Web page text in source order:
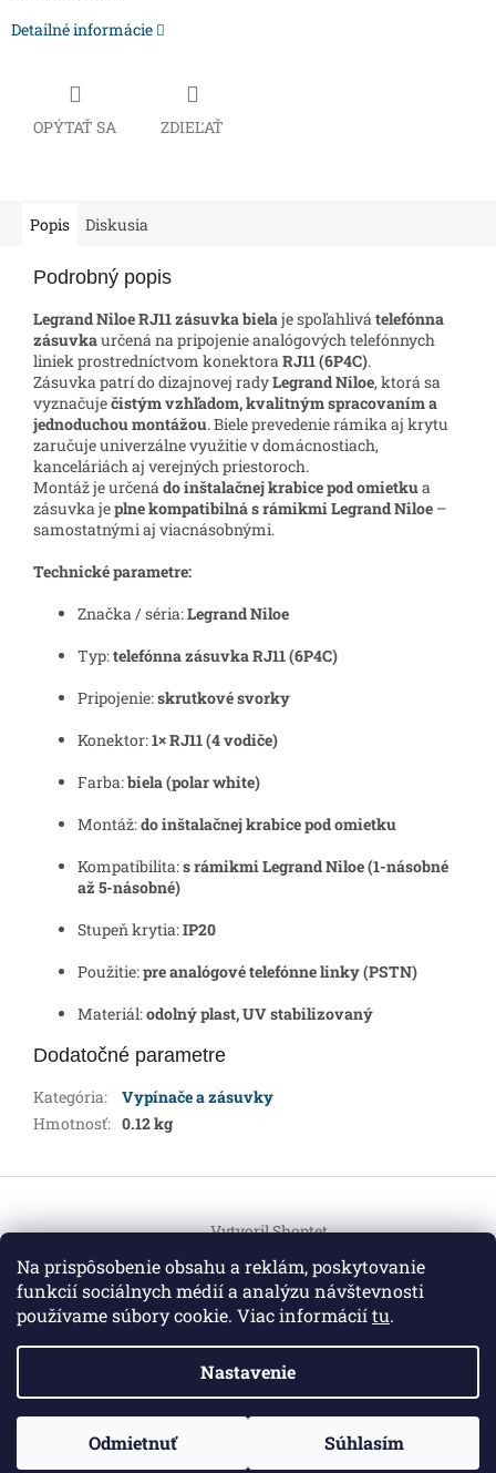
Na prispôsobenie obsahu a reklám, poskytovanie
funkcií sociálnych médií a analýzu návštevnosti
používame súbory cookie. Viac informáciítu.
Nastavenie
Odmietnuť Súhlasím
ZO ZDRAVOTNÝCH DÔVODOV BUDÚ VAŠE OBJEDNÁVKY
Detailné informácie
OPÝTAŤ SA ZDIEĽAŤ
Popis Diskusia
Podrobný popis
Legrand Niloe RJ11 zásuvka bielaje spoľahlivátelefónna
zásuvkaurčená na pripojenie analógových telefónnych
liniek prostredníctvom konektoraRJ11 (6P4C).
Zásuvka patrí do dizajnovej radyLegrand Niloe, ktorá sa
vyznačuječistým vzhľadom, kvalitným spracovaním a
jednoduchou montážou. Biele prevedenie rámika aj krytu
zaručuje univerzálne využitie v domácnostiach,
kanceláriách aj verejných priestoroch.
Montáž je určenádo inštalačnej krabice pod omietkua
zásuvka jeplne kompatibilná s rámikmi Legrand Niloe –
samostatnými aj viacnásobnými.
Technické parametre:
Značka / séria:Legrand Niloe
Typ:telefónna zásuvka RJ11 (6P4C)
Pripojenie:skrutkové svorky
Konektor:1× RJ11 (4 vodiče)
Farba:biela (polar white)
Montáž:do inštalačnej krabice pod omietku
Kompatibilita:s rámikmi Legrand Niloe (1-násobné
až 5-násobné)
Stupeň krytia:IP20
Použitie:pre analógové telefónne linky (PSTN)
Materiál:odolný plast, UV stabilizovaný
Dodatočné parametre
Kategória:
Vypínače a zásuvky
Hmotnosť: 0.12 kg
p
Vytvoril Shoptet
Copyright 2026HEMI Elektro. Všetky práva vyhradené.
Upraviť nastavenie cookies
Informácie pre vás
|Certifikáty| Kontakt|Obchodné